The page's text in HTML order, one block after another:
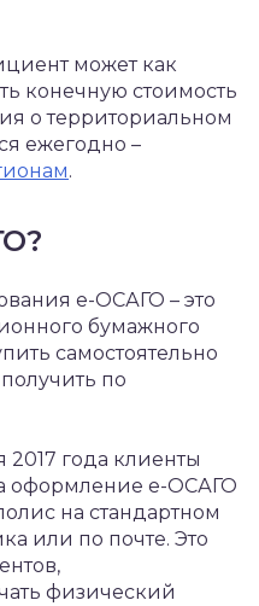
может как
конечную стоимость
о территориальном
ежегодно –
.
е-ОСАГО – это
бумажного
самостоятельно
по
2017 года клиенты
оформление е-ОСАГО
на стандартном
или по почте. Это
физический